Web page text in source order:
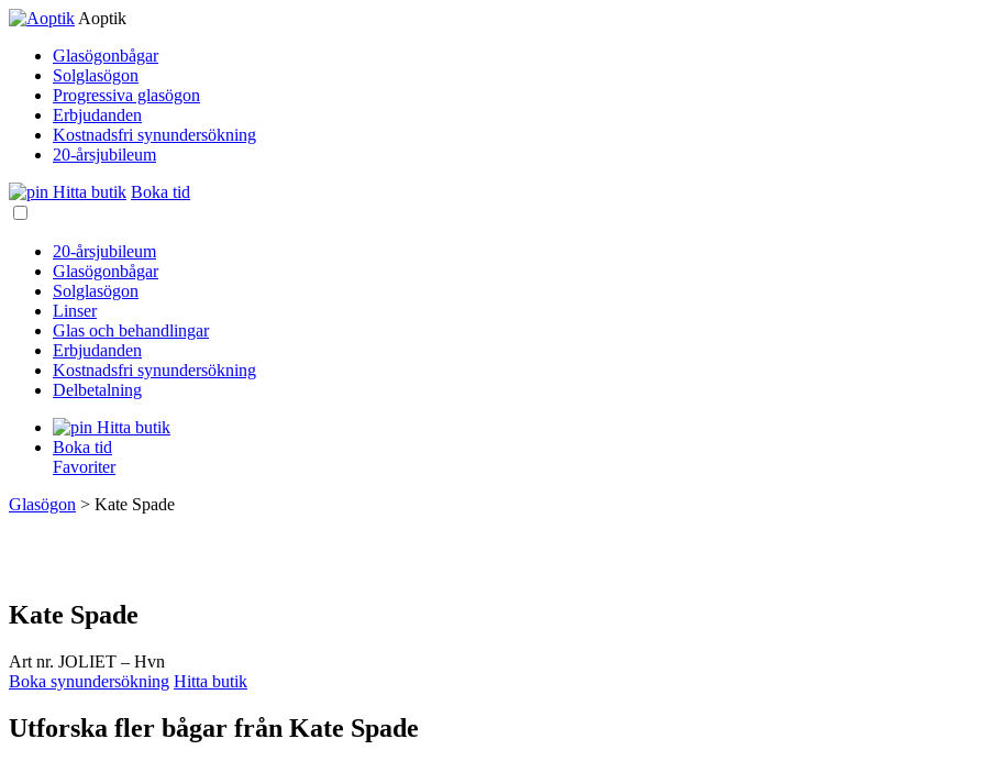
Aoptik
Glasögonbågar
Solglasögon
Progressiva glasögon
Erbjudanden
Kostnadsfri synundersökning
20-årsjubileum
Hitta butik Boka tid
20-årsjubileum
Glasögonbågar
Solglasögon
Linser
Glas och behandlingar
Erbjudanden
Kostnadsfri synundersökning
Delbetalning
Hitta butik
Boka tid
Favoriter
Glasögon > Kate Spade
Kate Spade
Art nr. JOLIET – Hvn
Boka synundersökning Hitta butik
Utforska fler bågar från Kate Spade